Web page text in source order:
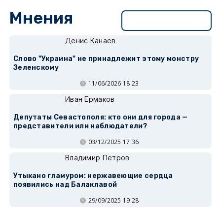
Мнения
Денис Канаев
Слово "Украина" не принадлежит этому монстру
Зеленскому
11/06/2026 18:23
Иван Ермаков
Депутаты Севастополя: кто они для города —
представители или наблюдатели?
03/12/2025 17:36
Владимир Петров
Утыкано гламуром: нержавеющие сердца
появились над Балаклавой
29/09/2025 19:28